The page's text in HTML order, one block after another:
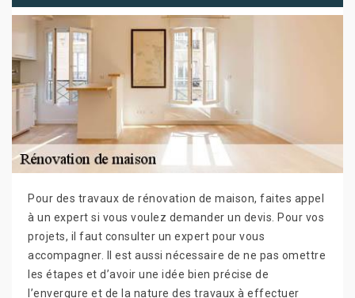
Pour des travaux de rénovation de maison, faites appel
à un expert si vous voulez demander un devis. Pour vos
projets, il faut consulter un expert pour vous
accompagner. Il est aussi nécessaire de ne pas omettre
les étapes et d’avoir une idée bien précise de
l’envergure et de la nature des travaux à effectuer